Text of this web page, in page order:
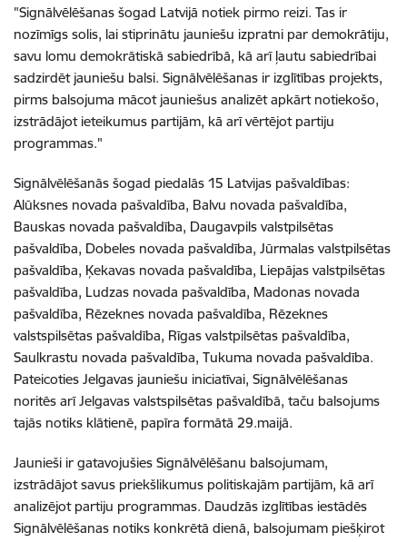
"Signālvēlēšanas šogad Latvijā notiek pirmo reizi. Tas ir
nozīmīgs solis, lai stiprinātu jauniešu izpratni par demokrātiju,
savu lomu demokrātiskā sabiedrībā, kā arī ļautu sabiedrībai
sadzirdēt jauniešu balsi. Signālvēlēšanas ir izglītības projekts,
pirms balsojuma mācot jauniešus analizēt apkārt notiekošo,
izstrādājot ieteikumus partijām, kā arī vērtējot partiju
programmas."
Signālvēlēšanās šogad piedalās 15 Latvijas pašvaldības:
Alūksnes novada pašvaldība, Balvu novada pašvaldība,
Bauskas novada pašvaldība, Daugavpils valstpilsētas
pašvaldība, Dobeles novada pašvaldība, Jūrmalas valstpilsētas
pašvaldība, Ķekavas novada pašvaldība, Liepājas valstpilsētas
pašvaldība, Ludzas novada pašvaldība, Madonas novada
pašvaldība, Rēzeknes novada pašvaldība, Rēzeknes
valstspilsētas pašvaldība, Rīgas valstpilsētas pašvaldība,
Saulkrastu novada pašvaldība, Tukuma novada pašvaldība.
Pateicoties Jelgavas jauniešu iniciatīvai, Signālvēlēšanas
noritēs arī Jelgavas valstspilsētas pašvaldībā, taču balsojums
tajās notiks klātienē, papīra formātā 29.maijā.
Jaunieši ir gatavojušies Signālvēlēšanu balsojumam,
izstrādājot savus priekšlikumus politiskajām partijām, kā arī
analizējot partiju programmas. Daudzās izglītības iestādēs
Signālvēlēšanas notiks konkrētā dienā, balsojumam piešķirot